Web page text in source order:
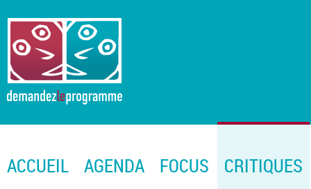
ACCUEIL AGENDA FOCUS CRITIQUES